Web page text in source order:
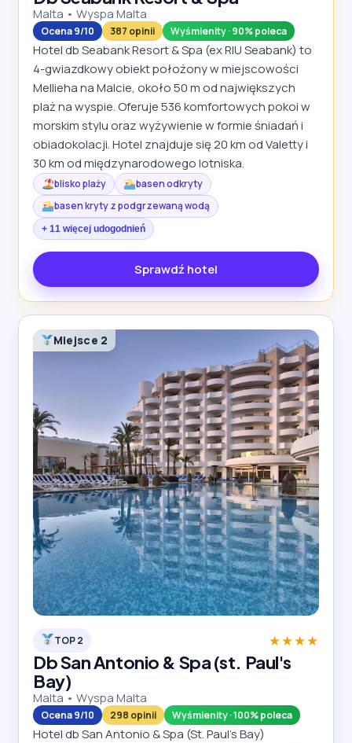
Malta • Wyspa Malta
Ocena 9/10 387 opinii Wyśmienity · 90% poleca
Hotel db Seabank Resort & Spa (ex RIU Seabank) to
4-gwiazdkowy obiekt położony w miejscowości
Mellieha na Malcie, około 50 m od największych
plaż na wyspie. Oferuje 536 komfortowych pokoi w
morskim stylu oraz wyżywienie w formie śniadań i
obiadokolacji. Hotel znajduje się 20 km od Valetty i
30 km od międzynarodowego lotniska.
blisko plaży
basen odkryty
basen kryty z podgrzewaną wodą
+ 11 więcej udogodnień
Sprawdź hotel
Miejsce 2
TOP 2 ★★★★
Db San Antonio & Spa (st. Paul's
Bay)
Malta • Wyspa Malta
Ocena 9/10 298 opinii Wyśmienity · 100% poleca
Hotel db San Antonio & Spa (St. Paul's Bay)